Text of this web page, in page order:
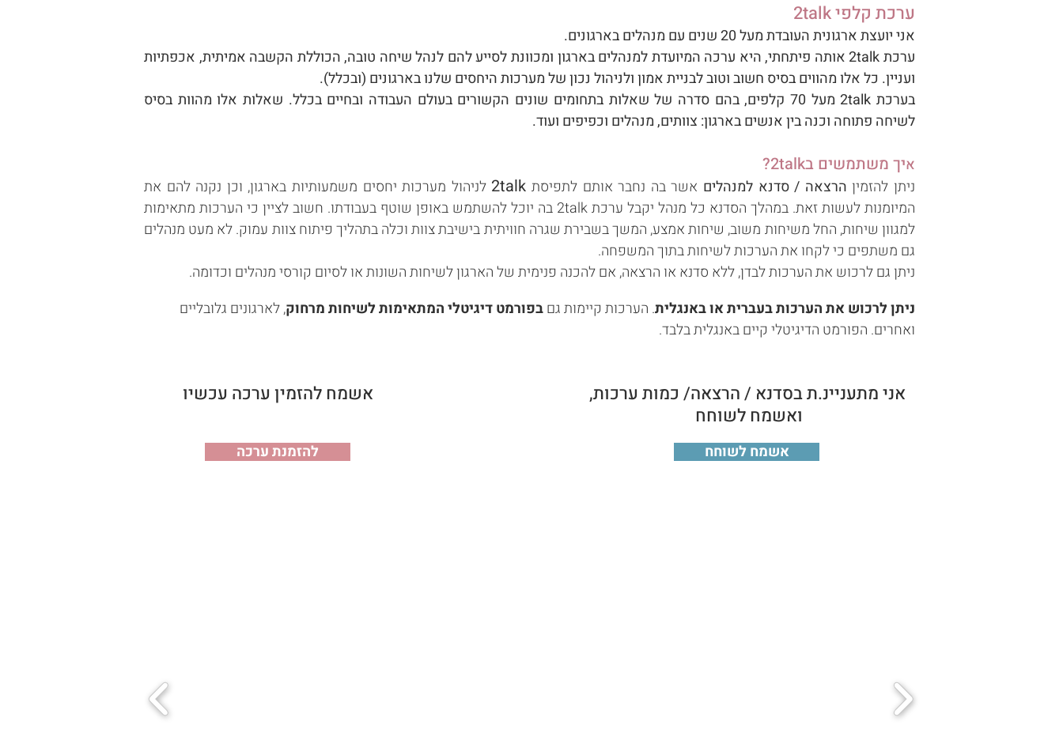
ערכת קלפי 2talk
אני יועצת ארגונית העובדת מעל 20 שנים עם מנהלים בארגונים.
ערכת 2talk אותה פיתחתי,
היא ערכה המיועדת למנהלים בארגון ומכוונת לסייע להם לנהל שיחה טובה, הכוללת הקשבה אמיתית, אכפתיות
ועניין. כל אלו מהווים בסיס חשוב וטוב לבניית אמון ולניהול נכון של מערכות היחסים שלנובארגונים (ובכלל).
בע
רכת 2talk מעל 70 קלפים, בהם סדרה של שאלות בתחומים שונים הקשורים בעולם העבודה ובחיים בכלל. שאלות אלו מהוות בסיס
לשיחה פתוחה וכנה בין אנשים בארגון: צוותים, מנהלים וכפיפים ועוד.
איך משתמשים ב2talk?
ניתן להזמין הרצאה / סדנא למנהלים אשר בה נחבר אותם לתפיסת 2talk לניהול מערכות יחסים משמעותיות בארגון, וכן נקנה להם את
המיומנות לעשות זאת. במהל
ך הסדנא כל מנהל יקבל ערכת 2talk בה יוכל להשתמש באופן שוטף בעבודתו. חשוב לציין כי הערכות מתאימות
למגוון שיחות, החל משיחות משוב, שיחות אמצע, המשך בשבירת שגרה חוויתית בישיבת צוות וכלה בתהליך פיתוח צוות עמוק. לא מעט מנהלים
גם משתפים כי לקחו את הערכות לשיחות בתוך המשפחה.
ניתן גם לרכוש את הערכות לבדן, ללא סדנא או הרצאה, אם להכנה פנימית של הארגון לשיחות השונות או לסיום קורסי מנהלים וכדומה.
ניתן לרכוש את הערכות בעברית או באנגלית. הערכות קיימות גםבפורמט דיגיטלי המתאימות לשיחות מרחוק, לארגונים גלובליים
ואחרים. הפורמט הדיגיטלי קיים באנגלית בלבד.
אשמח להזמין ערכה עכשיו
להזמנת ערכה
אני מתעניינ.ת בסדנא / הרצאה/ כמות ערכות,
ואשמח לשוחח
אשמח לשוחח